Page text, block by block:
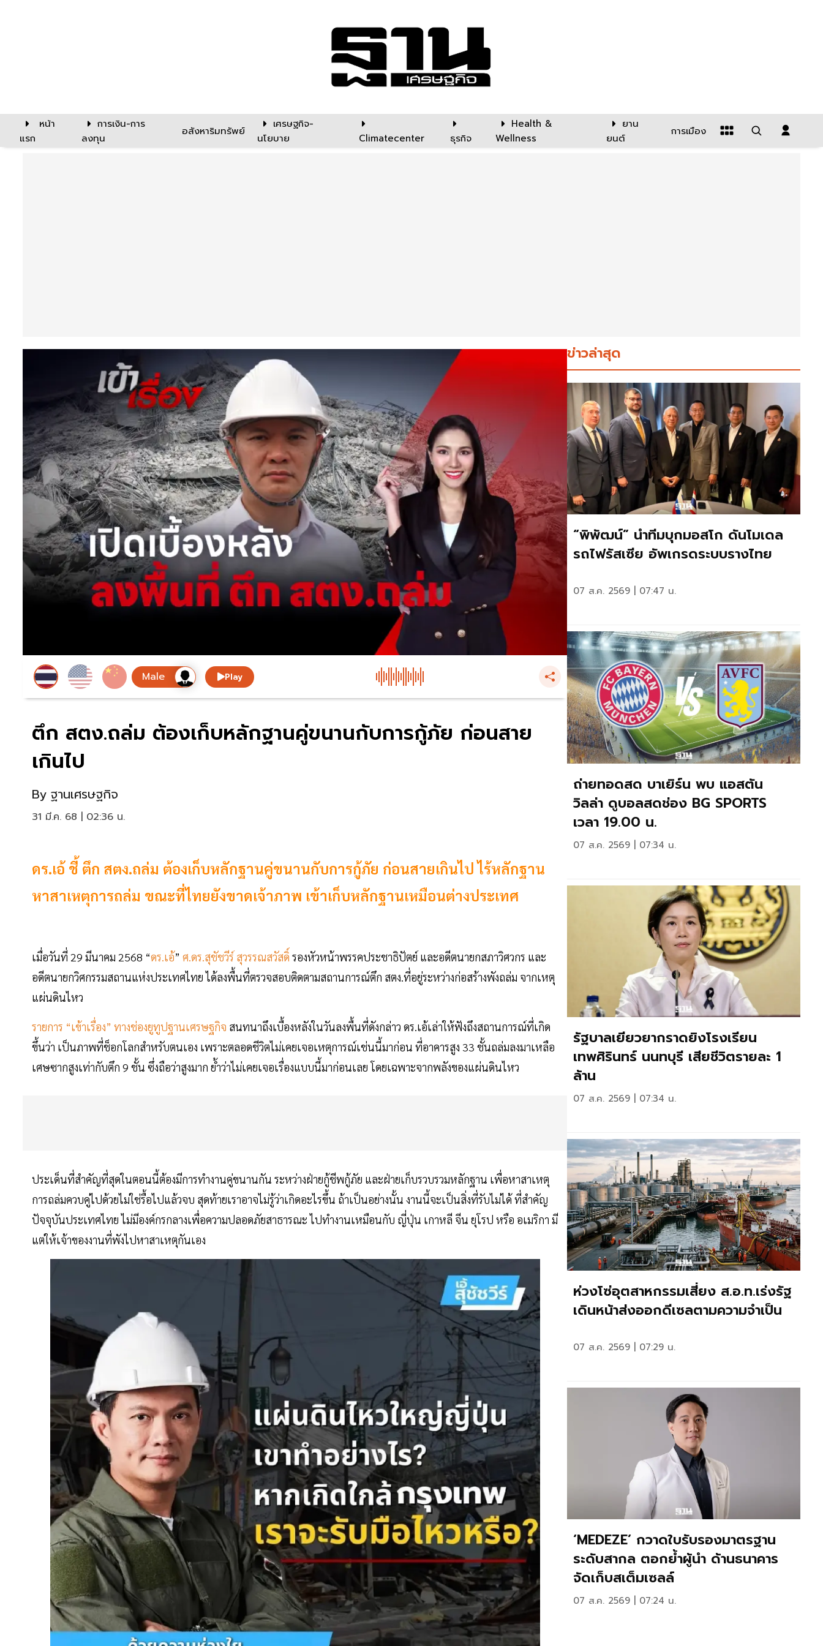
หน้า
แรก
การเงิน-การ
ลงทุน
อสังหาริมทรัพย์
เศรษฐกิจ-
นโยบาย
Climatecenter ธุรกิจ
Health &
Wellness
ยาน
ยนต์
การเมือง
Play
ตึก สตง.ถล่ม ต้องเก็บหลักฐานคู่ขนานกับการกู้ภัย ก่อนสาย
เกินไป
By ฐานเศรษฐกิจ
31 มี.ค. 68 | 02:36 น.
ดร.เอ้ ชี้ ตึก สตง.ถล่ม ต้องเก็บหลักฐานคู่ขนานกับการกู้ภัย ก่อนสายเกินไป ไร้หลักฐาน
หาสาเหตุการถล่ม ขณะที่ไทยยังขาดเจ้าภาพ เข้าเก็บหลักฐานเหมือนต่างประเทศ
เมื่อวันที่ 29 มีนาคม 2568 “ดร.เอ้” ศ.ดร.สุชัชวีร์ สุวรรณสวัสดิ์ รองหัวหน้าพรรคประชาธิปัตย์ และอดีตนายกสภาวิศวกร และ
อดีตนายกวิศกรรมสถานแห่งประเทศไทย ได้ลงพื้นที่ตรวจสอบติดตามสถานการณ์ตึก สตง.ที่อยู่ระหว่างก่อสร้างพังถล่ม จากเหตุ
แผ่นดินไหว
รายการ “เข้าเรื่อง” ทางช่องยูทูปฐานเศรษฐกิจ สนทนาถึงเบื้องหลังในวันลงพื้นที่ดังกล่าว ดร.เอ้เล่าให้ฟังถึงสถานการณ์ที่เกิด
ขึ้นว่า เป็นภาพที่ช็อกโลกสำหรับตนเอง เพราะตลอดชีวิตไม่เคยเจอเหตุการณ์เช่นนี้มาก่อน ที่อาคารสูง 33 ชั้นถล่มลงมาเหลือ
เศษซากสูงเท่ากับตึก 9 ชั้น ซึ่งถือว่าสูงมาก ย้ำว่าไม่เคยเจอเรื่องแบบนี้มาก่อนเลย โดยเฉพาะจากพลังของแผ่นดินไหว
ประเด็นที่สำคัญที่สุดในตอนนี้ต้องมีการทำงานคู่ขนานกัน ระหว่างฝ่ายกู้ชีพกู้ภัย และฝ่ายเก็บรวบรวมหลักฐาน เพื่อหาสาเหตุ
การถล่มควบคู่ไปด้วยไม่ใช่รื้อไปแล้วจบ สุดท้ายเราอาจไม่รู้ว่าเกิดอะไรขึ้น ถ้าเป็นอย่างนั้น งานนี้จะเป็นสิ่งที่รับไม่ได้ ที่สำคัญ
ปัจจุบันประเทศไทย ไม่มีองค์กรกลางเพื่อความปลอดภัยสาธารณะ ไปทํางานเหมือนกับ ญี่ปุ่น เกาหลี จีน ยุโรป หรือ อเมริกา มี
แต่ให้เจ้าของงานที่พังไปหาสาเหตุกันเอง
ข่าวล่าสุด
“พิพัฒน์” นำทีมบุกมอสโก ดันโมเดล
รถไฟรัสเซีย อัพเกรดระบบรางไทย
07 ส.ค. 2569 | 07:47 น.
ถ่ายทอดสด บาเยิร์น พบ แอสตัน
วิลล่า ดูบอลสดช่อง BG SPORTS
เวลา 19.00 น.
07 ส.ค. 2569 | 07:34 น.
รัฐบาลเยียวยากราดยิงโรงเรียน
เทพศิรินทร์ นนทบุรี เสียชีวิตรายละ 1
ล้าน
07 ส.ค. 2569 | 07:34 น.
ห่วงโซ่อุตสาหกรรมเสี่ยง ส.อ.ท.เร่งรัฐ
เดินหน้าส่งออกดีเซลตามความจำเป็น
07 ส.ค. 2569 | 07:29 น.
‘MEDEZE’ กวาดใบรับรองมาตรฐาน
ระดับสากล ตอกย้ำผู้นำ ด้านธนาคาร
จัดเก็บสเต็มเซลล์
07 ส.ค. 2569 | 07:24 น.